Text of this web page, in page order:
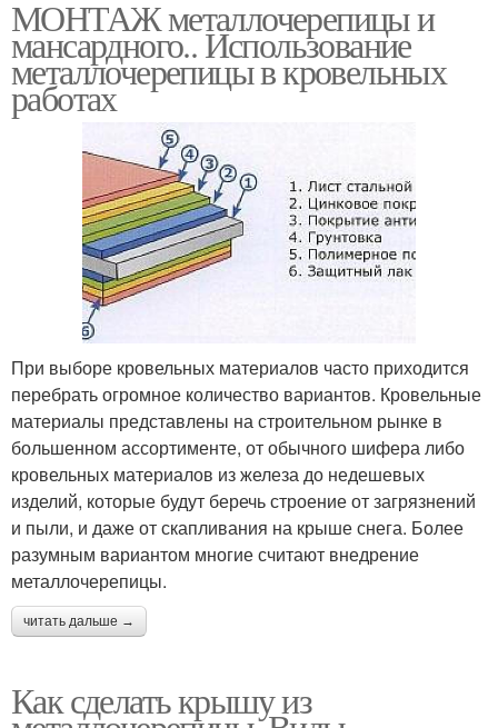
МОНТАЖ металлочерепицы и
мансардного.. Использование
металлочерепицы в кровельных
работах
При выборе кровельных материалов часто приходится
перебрать огромное количество вариантов. Кровельные
материалы представлены на строительном рынке в
большенном ассортименте, от обычного шифера либо
кровельных материалов из железа до недешевых
изделий, которые будут беречь строение от загрязнений
и пыли, и даже от скапливания на крыше снега. Более
разумным вариантом многие считают внедрение
металлочерепицы.
читать дальше →
Как сделать крышу из